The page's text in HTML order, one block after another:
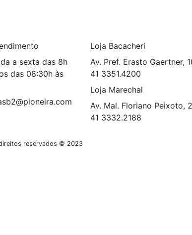
a sexta das 8h
das 08:30h às
Loja Bacacheri
Av. Pref. Erasto Gaertner,
41 3351.4200
Loja Marechal
Av. Mal. Floriano Peixoto,
41 3332.2188
reservados © 2023